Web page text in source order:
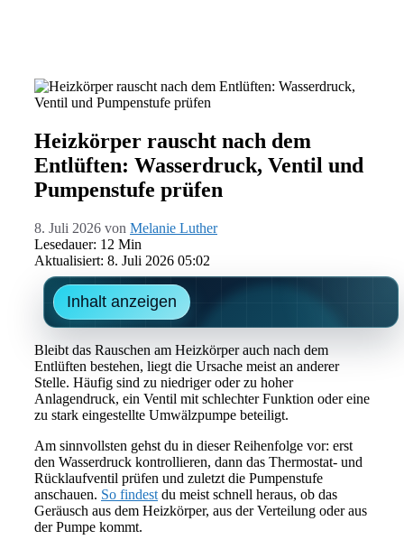
Heizkörper rauscht nach dem
Entlüften: Wasserdruck, Ventil und
Pumpenstufe prüfen
8. Juli 2026 von Melanie Luther
Lesedauer: 12 Min
Aktualisiert: 8. Juli 2026 05:02
Inhalt anzeigen
Bleibt das Rauschen am Heizkörper auch nach dem
Entlüften bestehen, liegt die Ursache meist an anderer
Stelle. Häufig sind zu niedriger oder zu hoher
Anlagendruck, ein Ventil mit schlechter Funktion oder eine
zu stark eingestellte Umwälzpumpe beteiligt.
Am sinnvollsten gehst du in dieser Reihenfolge vor: erst
den Wasserdruck kontrollieren, dann das Thermostat- und
Rücklaufventil prüfen und zuletzt die Pumpenstufe
anschauen. So findest du meist schnell heraus, ob das
Geräusch aus dem Heizkörper, aus der Verteilung oder aus
der Pumpe kommt.